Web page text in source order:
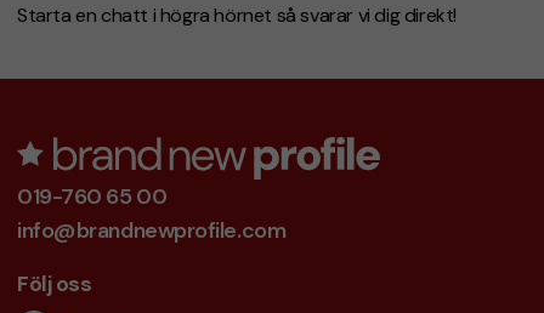
Starta en chatt i högra hörnet så svarar vi dig direkt!
019-760 65 00
info@brandnewprofile.com
Följ oss